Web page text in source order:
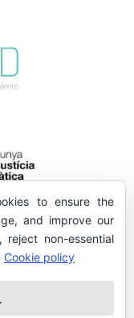
to ensure the
and improve our
reject non-essential
Cookie policy